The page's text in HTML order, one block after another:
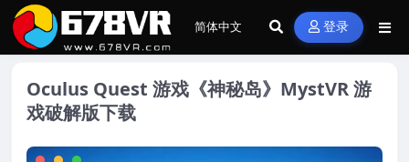
登录
Oculus Quest 游戏《神秘岛》MystVR 游
戏破解版下载